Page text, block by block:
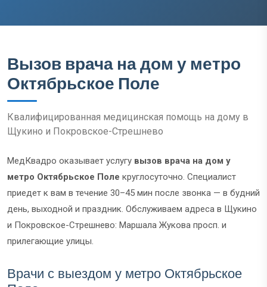
Вызов врача на дом у метро
Октябрьское Поле
Квалифицированная медицинская помощь на дому в
Щукино и Покровское-Стрешнево
МедКвадро оказывает услугу вызов врача на дом у
метро Октябрьское Поле круглосуточно. Специалист
приедет к вам в течение 30–45 мин после звонка — в будний
день, выходной и праздник. Обслуживаем адреса в Щукино
и Покровское-Стрешнево: Маршала Жукова просп. и
прилегающие улицы.
Врачи с выездом у метро Октябрьское